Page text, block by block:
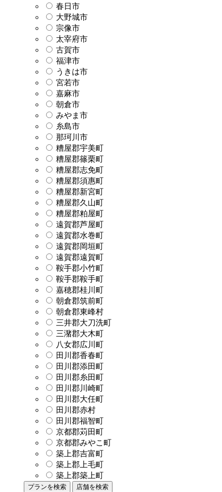
春日市
大野城市
宗像市
太宰府市
古賀市
福津市
うきは市
宮若市
嘉麻市
朝倉市
みやま市
糸島市
那珂川市
糟屋郡宇美町
糟屋郡篠栗町
糟屋郡志免町
糟屋郡須惠町
糟屋郡新宮町
糟屋郡久山町
糟屋郡粕屋町
遠賀郡芦屋町
遠賀郡水巻町
遠賀郡岡垣町
遠賀郡遠賀町
鞍手郡小竹町
鞍手郡鞍手町
嘉穂郡桂川町
朝倉郡筑前町
朝倉郡東峰村
三井郡大刀洗町
三潴郡大木町
八女郡広川町
田川郡香春町
田川郡添田町
田川郡糸田町
田川郡川崎町
田川郡大任町
田川郡赤村
田川郡福智町
京都郡苅田町
京都郡みやこ町
築上郡吉富町
築上郡上毛町
築上郡築上町
プランを検索 店舗を検索